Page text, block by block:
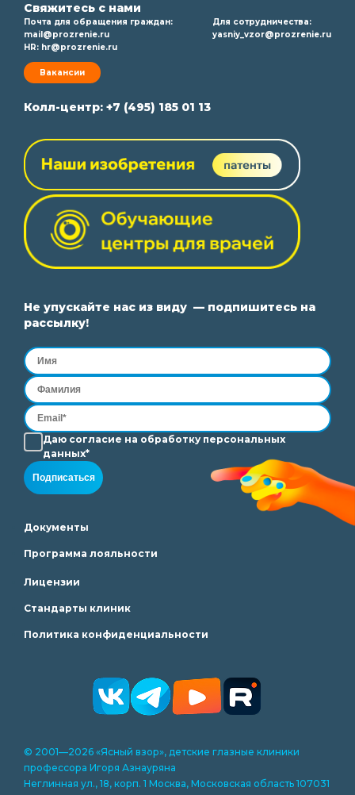
Свяжитесь с нами
Почта для обращения граждан:
mail@prozrenie.ru
HR: hr@prozrenie.ru
Вакансии
Для сотрудничества:
yasniy_vzor@prozrenie.ru
Колл-центр: +7 (495) 185 01 13
Не упускайте нас из виду — подпишитесь на
рассылку!
Даю согласие на обработкуперсональных
данных*
Подписаться
Документы
Программа лояльности
Лицензии
Стандарты клиник
Политика конфиденциальности
© 2001—2026 «Ясный взор», детские глазные клиники
профессора Игоря Азнауряна
Неглинная ул., 18, корп. 1 Москва, Московская область 107031